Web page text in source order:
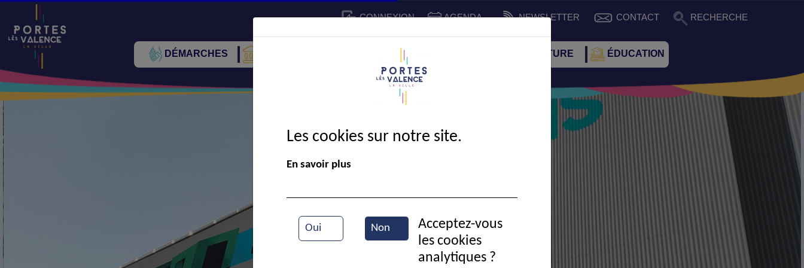
CONNEXION AGENDA NEWSLETTER CONTACT RECHERCHE
DÉMARCHES CADRE DE VIE SPORT ET CULTURE ÉDUCATION
Métropolis
Les cookies sur notre site.
En savoir plus
Oui Non
Acceptez-vous
les cookies
analytiques ?